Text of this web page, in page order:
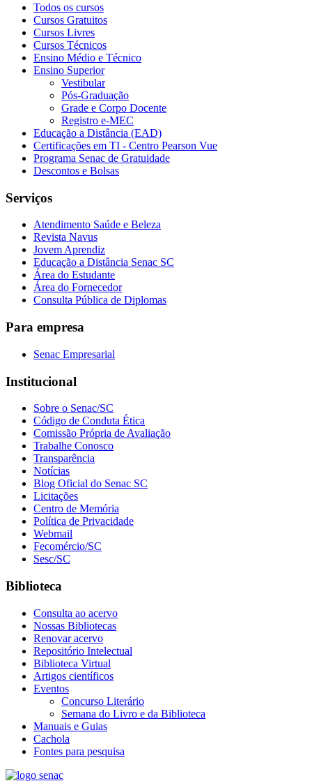
Todos os cursos
Cursos Gratuitos
Cursos Livres
Cursos Técnicos
Ensino Médio e Técnico
Ensino Superior
Vestibular
Pós-Graduação
Grade e Corpo Docente
Registro e-MEC
Educação a Distância (EAD)
Certificações em TI - Centro Pearson Vue
Programa Senac de Gratuidade
Descontos e Bolsas
Serviços
Atendimento Saúde e Beleza
Revista Navus
Jovem Aprendiz
Educação a Distância Senac SC
Área do Estudante
Área do Fornecedor
Consulta Pública de Diplomas
Para empresa
Senac Empresarial
Institucional
Sobre o Senac/SC
Código de Conduta Ética
Comissão Própria de Avaliação
Trabalhe Conosco
Transparência
Notícias
Blog Oficial do Senac SC
Licitações
Centro de Memória
Política de Privacidade
Webmail
Fecomércio/SC
Sesc/SC
Biblioteca
Consulta ao acervo
Nossas Bibliotecas
Renovar acervo
Repositório Intelectual
Biblioteca Virtual
Artigos científicos
Eventos
Concurso Literário
Semana do Livro e da Biblioteca
Manuais e Guias
Cachola
Fontes para pesquisa